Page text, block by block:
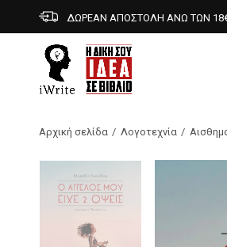
ΔΩΡΕΑΝ ΑΠΟΣΤΟΛΗ ΑΝΩ ΤΩΝ
Αρχική σελίδα Λογοτεχνία